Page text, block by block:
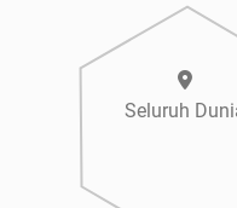
Seluruh